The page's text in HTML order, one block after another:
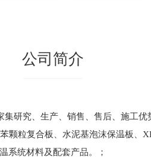
公司简介
研究、生产、销售、售后、施工优
颗粒复合板、水泥基泡沫保温板、
温系统材料及配套产品。
；